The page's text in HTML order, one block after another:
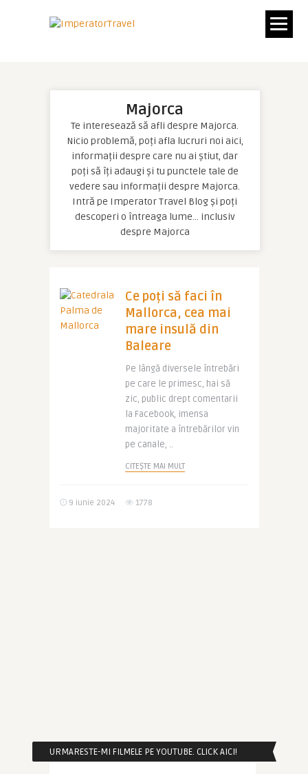
Majorca
Te interesează să afli despre Majorca.
Nicio problemă, poți afla lucruri noi aici,
informații despre care nu ai știut, dar
poți să îți adaugi și tu punctele tale de
vedere sau informații despre Majorca.
Intră pe Imperator Travel Blog și poți
descoperi o întreaga lume… inclusiv
despre Majorca
Ce poți să faci în
Mallorca, cea mai
mare insulă din
Baleare
Pe lângă diversele întrebări
pe care le primesc, hai să
zic, public drept comentarii
la Facebook, imensa
majoritate a întrebărilor vin
pe canale, ..
CITEȘTE MAI MULT
9 iunie 2024 1778
URMARESTE-MI FILMELE PE YOUTUBE. CLICK AICI!